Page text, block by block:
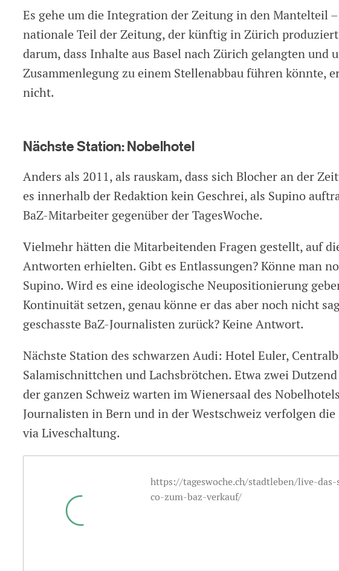
Es gehe um die Integration der Zeitung in den Mantelteil
nationale Teil der Zeitung, der künftig in Zürich
darum, dass Inhalte aus Basel nach Zürich gelangten und
Zusammenlegung zu einem Stellenabbau führen könnte,
nicht.
Nächste Station: Nobelhotel
Anders als 2011, als rauskam, dass sich Blocher an der
es innerhalb der Redaktion kein Geschrei, als Supino
BaZ-Mitarbeiter gegenüber der TagesWoche.
Vielmehr hätten die Mitarbeitenden Fragen gestellt, auf
Antworten erhielten. Gibt es Entlassungen? Könne man
Supino. Wird es eine ideologische Neupositionierung
Kontinuität setzen, genau könne er das aber noch nicht
geschasste BaZ-Journalisten zurück? Keine Antwort.
Nächste Station des schwarzen Audi: Hotel Euler,
Salamischnittchen und Lachsbrötchen. Etwa zwei
der ganzen Schweiz warten im Wienersaal des
Journalisten in Bern und in der Westschweiz verfolgen
via Liveschaltung.
https://tageswoche.ch/stadtleben/live-
co-zum-baz-verkauf/